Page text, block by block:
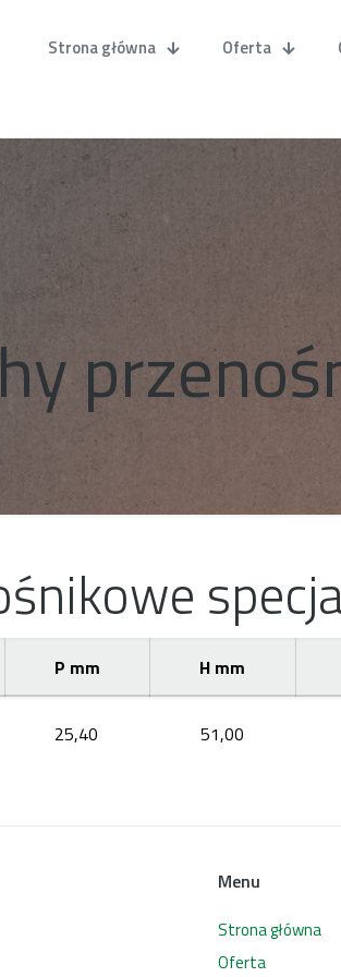
Strona główna Oferta
P mm H mm
25,40 51,00
Menu
Strona główna
Oferta